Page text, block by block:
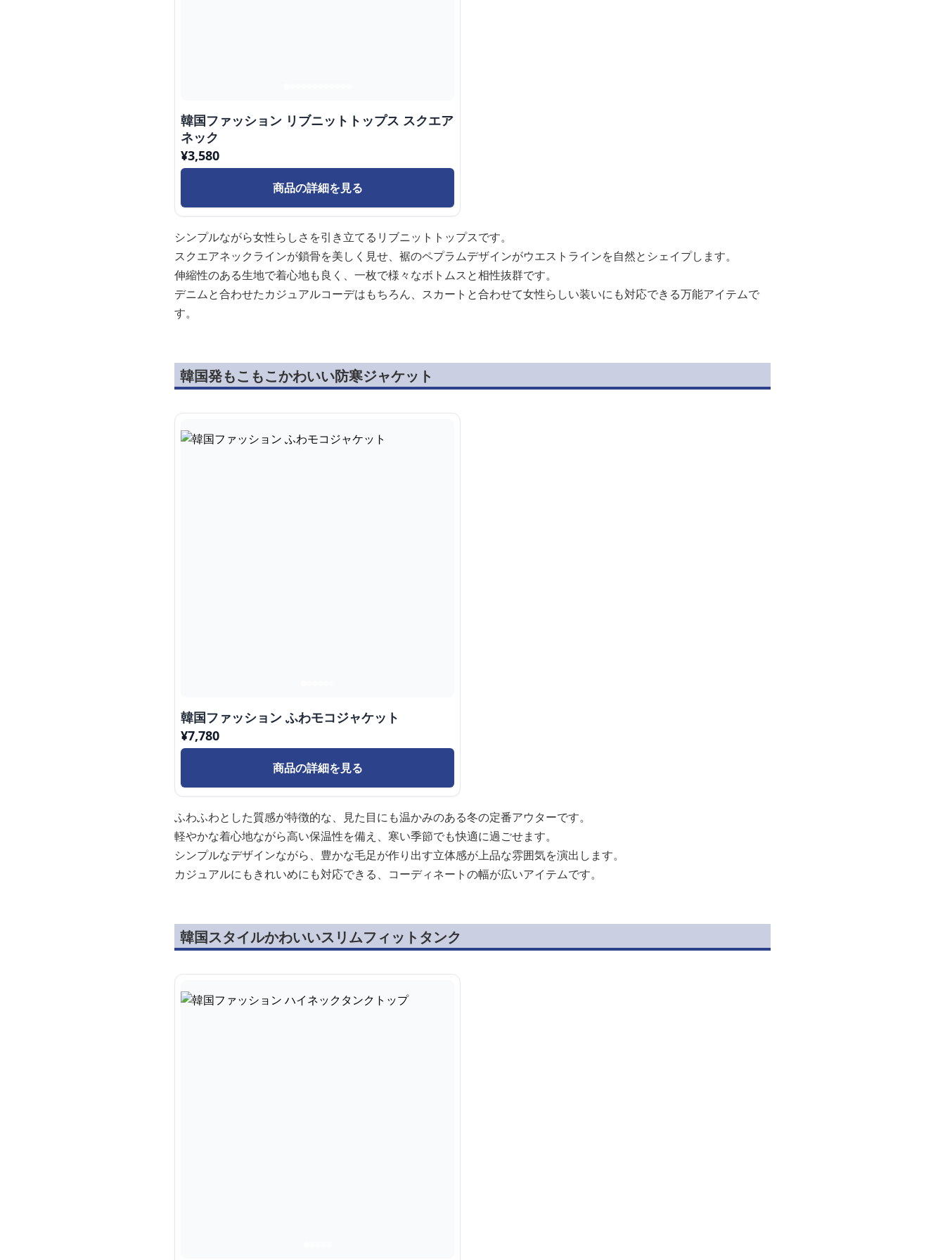
韓国ファッション リブニットトップス スクエア
ネック
¥3,580
商品の詳細を見る
シンプルながら女性らしさを引き立てるリブニットトップスです。
スクエアネックラインが鎖骨を美しく見せ、裾のペプラムデザインがウエストラインを自然とシェイプします。
伸縮性のある生地で着心地も良く、一枚で様々なボトムスと相性抜群です。
デニムと合わせたカジュアルコーデはもちろん、スカートと合わせて女性らしい装いにも対応できる万能アイテムで
す。
韓国発もこもこかわいい防寒ジャケット
韓国ファッション ふわモコジャケット
¥7,780
商品の詳細を見る
ふわふわとした質感が特徴的な、見た目にも温かみのある冬の定番アウターです。
軽やかな着心地ながら高い保温性を備え、寒い季節でも快適に過ごせます。
シンプルなデザインながら、豊かな毛足が作り出す立体感が上品な雰囲気を演出します。
カジュアルにもきれいめにも対応できる、コーディネートの幅が広いアイテムです。
韓国スタイルかわいいスリムフィットタンク